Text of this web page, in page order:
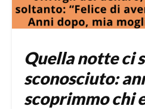
Quella notte ci
sconosciuto:
scoprimmo chi